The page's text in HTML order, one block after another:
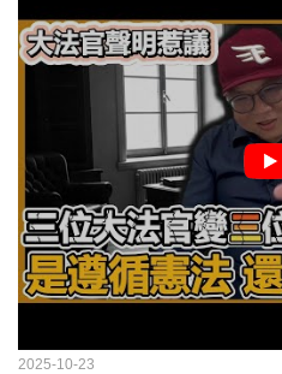
2025-10-23